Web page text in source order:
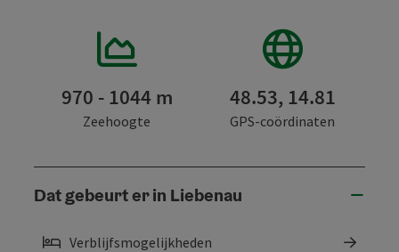
970 - 1044 m
Zeehoogte
48.53, 14.81
GPS-coördinaten
Dat gebeurt er in Liebenau
Verblijfsmogelijkheden